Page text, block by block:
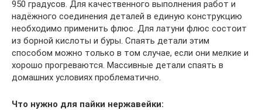
950 градусов. Для качественного выполнения работ и
надёжного соединения деталей в единую конструкцию
необходимо применить флюс. Для латуни флюс состоит
из борной кислоты и буры. Спаять детали этим
способом можно только в том случае, если они мелкие и
хорошо прогреваются. Массивные детали спаять в
домашних условиях проблематично.
Что нужно для пайки нержавейки: